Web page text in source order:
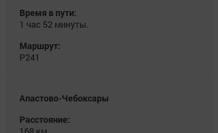
Время в пути:
1 час 52 минуты.
Маршрут:
Р241
Апастово-Чебоксары
Расстояние: